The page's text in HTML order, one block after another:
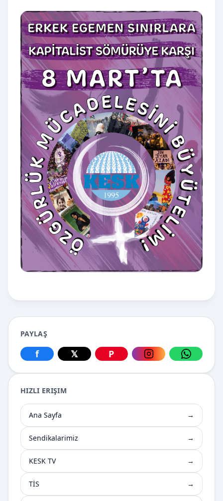
PAYLAŞ
Facebook üzerinden paylaş
f
X üzerinden paylaş
𝕏
Pinterest üzerinden paylaş
P
Instagram
HIZLI ERIŞIM
Ana Sayfa →
Sendikalarimiz →
KESK TV →
TİS →